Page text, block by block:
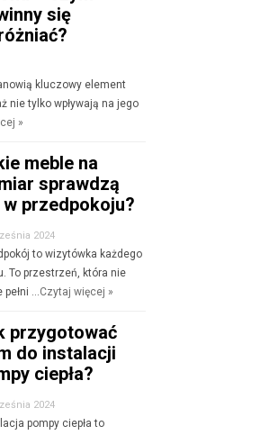
się
kluczowy element
nie tylko wpływają na jego
»
meble na
sprawdzą
przedpokoju?
2024
to wizytówka każdego
To przestrzeń, która nie
pełni …Czytaj więcej »
przygotować
do instalacji
ciepła?
2024
pompy ciepła to